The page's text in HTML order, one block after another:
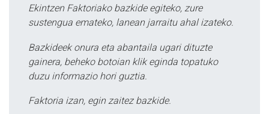
Ekintzen Faktoriako bazkide egiteko, zure
sustengua emateko, lanean jarraitu ahal izateko.
Bazkideek onura eta abantaila ugari dituzte
gainera, beheko botoian klik eginda topatuko
duzu informazio hori guztia.
Faktoria izan, egin zaitez bazkide.